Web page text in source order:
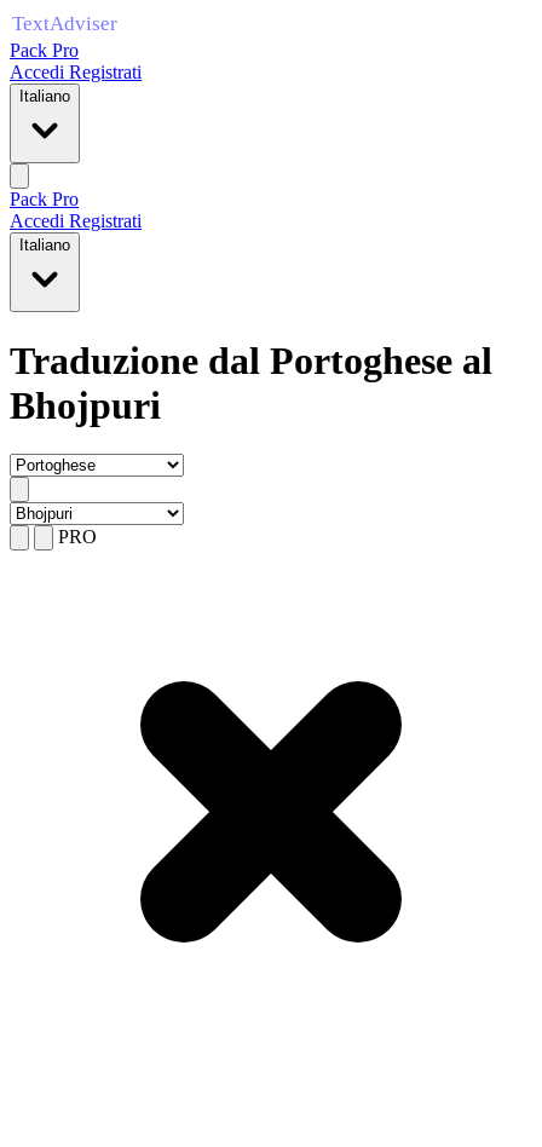
Pack Pro
Accedi Registrati
Italiano
Pack Pro
Accedi Registrati
Italiano
Traduzione dal Portoghese al
Bhojpuri
PRO